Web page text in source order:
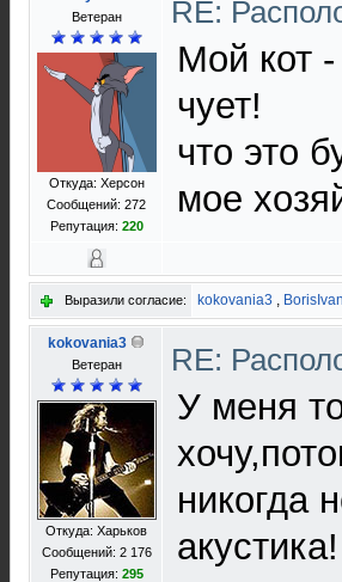
Ветеран
Откуда: Херсон
Сообщений: 272
Репутация: 220
RE:
Мой кот
чует!
что это
мое
Выразили согласие: kokovania3 ,
kokovania3
Ветеран
Откуда: Харьков
Сообщений: 2 176
Репутация: 295
RE:
У меня
никогда
акустика!